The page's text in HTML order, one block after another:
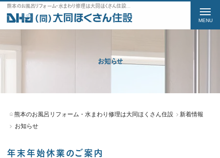
お知らせ
熊本のお風呂リフォーム・水まわり修理は大同ほくさん住設
新着情報
お知らせ
年末年始休業のご案内
t
o